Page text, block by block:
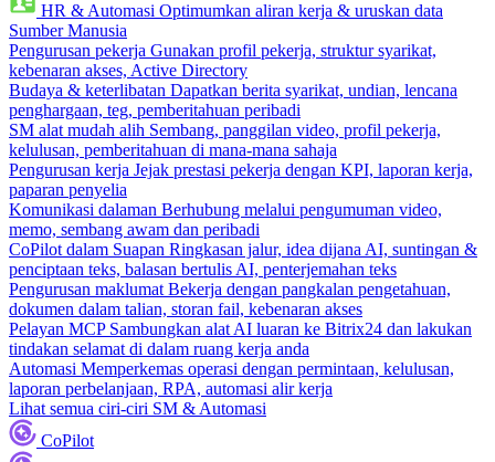
HR & Automasi Optimumkan aliran kerja & uruskan data
Sumber Manusia
Pengurusan pekerja Gunakan profil pekerja, struktur syarikat,
kebenaran akses, Active Directory
Budaya & keterlibatan Dapatkan berita syarikat, undian, lencana
penghargaan, teg, pemberitahuan peribadi
SM alat mudah alih Sembang, panggilan video, profil pekerja,
kelulusan, pemberitahuan di mana-mana sahaja
Pengurusan kerja Jejak prestasi pekerja dengan KPI, laporan kerja,
paparan penyelia
Komunikasi dalaman Berhubung melalui pengumuman video,
memo, sembang awam dan peribadi
CoPilot dalam Suapan Ringkasan jalur, idea dijana AI, suntingan &
penciptaan teks, balasan bertulis AI, penterjemahan teks
Pengurusan maklumat Bekerja dengan pangkalan pengetahuan,
dokumen dalam talian, storan fail, kebenaran akses
Pelayan MCP Sambungkan alat AI luaran ke Bitrix24 dan lakukan
tindakan selamat di dalam ruang kerja anda
Automasi Memperkemas operasi dengan permintaan, kelulusan,
laporan perbelanjaan, RPA, automasi alir kerja
Lihat semua ciri-ciri SM & Automasi
CoPilot